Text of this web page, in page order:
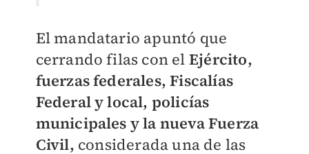
El mandatario apuntó que
cerrando filas con el Ejército,
fuerzas federales, Fiscalías
Federal y local, policías
municipales y la nueva Fuerza
Civil, considerada una de las